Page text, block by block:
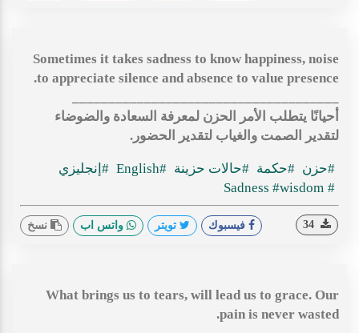
Sometimes it takes sadness to know happiness, noise
to appreciate silence and absence to value presence.
أحيانًا يتطلب الأمر الحزن لمعرفة السعادة والضوضاء
لتقدير الصمت والغياب لتقدير الحضور.
#حزن #حكمة #حالات حزينة #English
#إنجليزي
#Sadness
#wisdom
فيسبوك تويتر واتس اب نسخ
What brings us to tears, will lead us to grace. Our
pain is never wasted.